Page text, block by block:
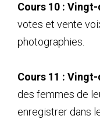
Cours 10 :
votes et vente
photographies.
Cours 11 :
des femmes de
enregistrer dans